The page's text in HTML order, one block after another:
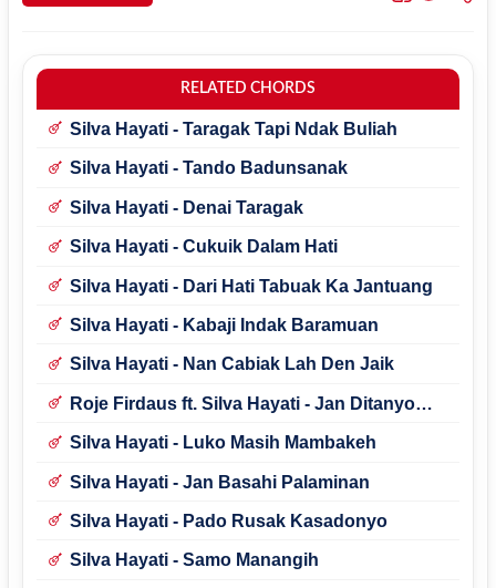
RELATED CHORDS
Silva Hayati - Taragak Tapi Ndak Buliah
Silva Hayati - Tando Badunsanak
Silva Hayati - Denai Taragak
Silva Hayati - Cukuik Dalam Hati
Silva Hayati - Dari Hati Tabuak Ka Jantuang
Silva Hayati - Kabaji Indak Baramuan
Silva Hayati - Nan Cabiak Lah Den Jaik
Roje Firdaus ft. Silva Hayati - Jan Ditanyo
Silva Hayati - Luko Masih Mambakeh
Silva Hayati - Jan Basahi Palaminan
Silva Hayati - Pado Rusak Kasadonyo
Silva Hayati - Samo Manangih